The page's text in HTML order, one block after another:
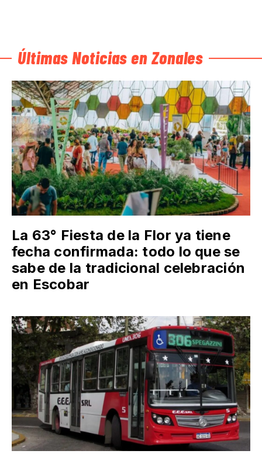
Últimas Noticias en Zonales
La 63° Fiesta de la Flor ya tiene
fecha confirmada: todo lo que se
sabe de la tradicional celebración
en Escobar